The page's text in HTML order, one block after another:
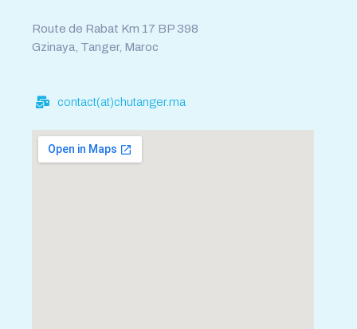
Route de Rabat Km 17 BP 398
Gzinaya, Tanger, Maroc
contact(at)chutanger.ma